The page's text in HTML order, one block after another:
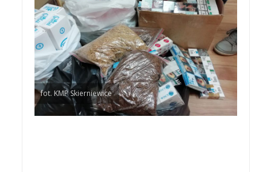
fot. KMP Skierniewice